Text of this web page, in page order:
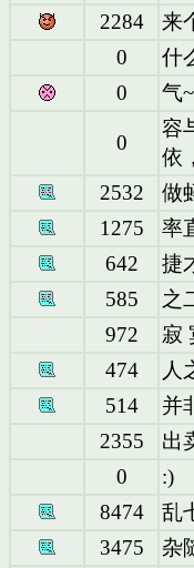
2284
来
0
什
0
气
0
容
依
2532 做
1275
率
642
捷
585
之
972
寂
474
人
514
并
2355
出
0
:)
8474
乱
3475
杂